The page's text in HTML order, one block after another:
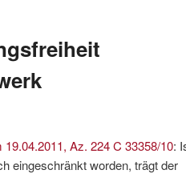
19.04.2011, Az. 224 C 33358/10:
eingeschränkt worden, trägt der